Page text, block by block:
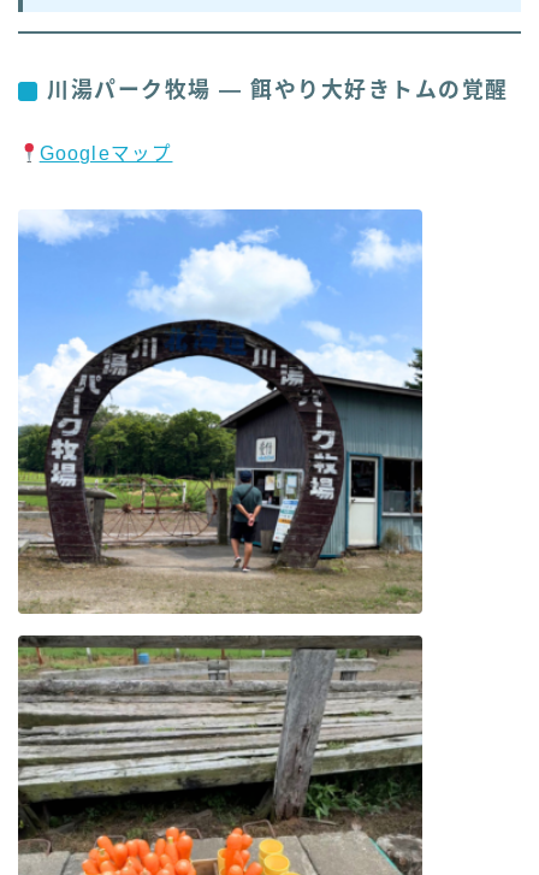
川湯パーク牧場 — 餌やり大好きトムの覚醒
Googleマップ